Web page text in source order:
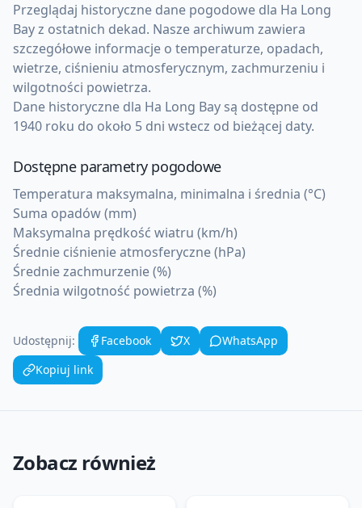
Przeglądaj historyczne dane pogodowe dla Ha Long
Bayz ostatnich dekad. Nasze archiwum zawiera
szczegółowe informacje o temperaturze, opadach,
wietrze, ciśnieniu atmosferycznym, zachmurzeniu i
wilgotności powietrza.
Dane historyczne dla Ha Long Bay są dostępne od
1940 roku do około 5 dni wstecz od bieżącej daty.
Dostępne parametry pogodowe
Temperatura maksymalna, minimalna i średnia (°C)
Suma opadów (mm)
Maksymalna prędkość wiatru (km/h)
Średnie ciśnienie atmosferyczne (hPa)
Średnie zachmurzenie (%)
Średnia wilgotność powietrza (%)
Udostępnij: Facebook X
WhatsApp
Kopiuj link
Zobacz również